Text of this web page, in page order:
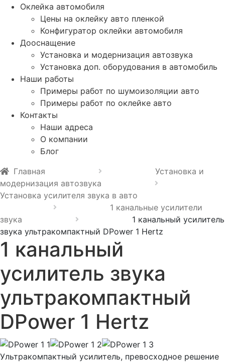
Оклейка автомобиля
Цены на оклейку авто пленкой
Конфигуратор оклейки автомобиля
Дооснащение
Установка и модернизация автозвука
Установка доп. оборудования в автомобиль
Наши работы
Примеры работ по шумоизоляции авто
Примеры работ по оклейке авто
Контакты
Наши адреса
О компании
Блог
Главная
Установка и
модернизация автозвука
Установка усилителя звука в авто
1 канальные усилители
звука
1 канальный усилитель
звука ультракомпактный DPower 1 Hertz
1 канальный
усилитель звука
ультракомпактный
DPower 1 Hertz
Ультракомпактный усилитель, превосходное решение